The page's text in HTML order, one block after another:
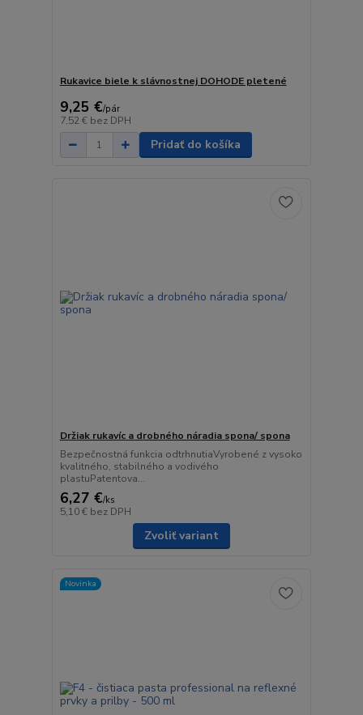
Rukavice biele k slávnostnej DOHODE pletené
9,25 €/pár
7,52 € bez DPH
Pridať do košíka
Držiak rukavíc a drobného náradia spona/ spona
Bezpečnostná funkcia odtrhnutiaVyrobené z vysoko
kvalitného, ​​stabilného a vodivého
plastuPatentova...
6,27 €/ks
5,10 € bez DPH
Zvoliť variant
Novinka